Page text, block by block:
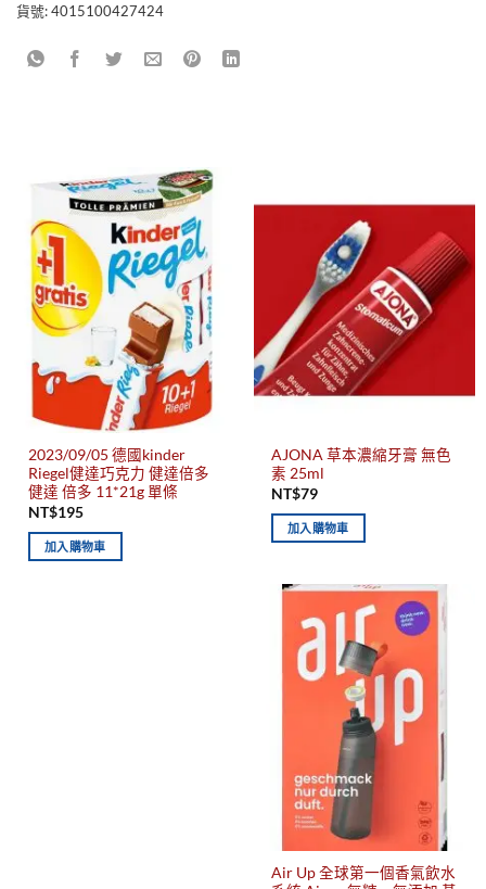
貨號:4015100427424
2023/09/05 德國kinder
Riegel健達巧克力 健達倍多
健達 倍多 11*21g 單條
NT$195
加入購物車
AJONA 草本濃縮牙膏 無色
素 25ml
NT$79
加入購物車
Air Up 全球第一個香氣飲水